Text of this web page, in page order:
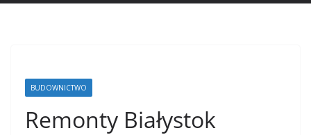
BUDOWNICTWO
Remonty Białystok